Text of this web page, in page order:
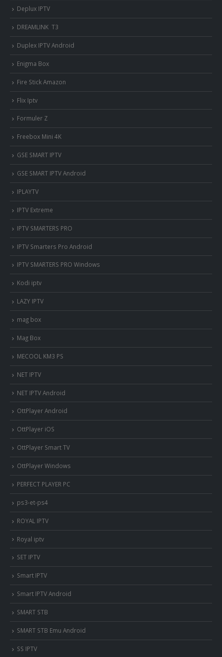
Deplux IPTV
DREAMLINK T3
Duplex IPTV Android
Enigma Box
Fire Stick Amazon
Flix Iptv
Formuler Z
Freebox Mini 4K
‎GSE SMART IPTV
GSE SMART IPTV Android
IPLAYTV
IPTV Extreme
IPTV SMARTERS PRO
IPTV Smarters Pro Android
IPTV SMARTERS PRO Windows
Kodi iptv
LAZY IPTV
mag box
Mag Box
MECOOL KM3 PS
NET IPTV
NET IPTV Android
OttPlayer Android
OttPlayer iOS
OttPlayer Smart TV
OttPlayer Windows
PERFECT PLAYER PC
ps3-et-ps4
ROYAL IPTV
Royal iptv
SET IPTV
Smart IPTV
Smart IPTV Android
SMART STB
SMART STB Emu Android
SS IPTV